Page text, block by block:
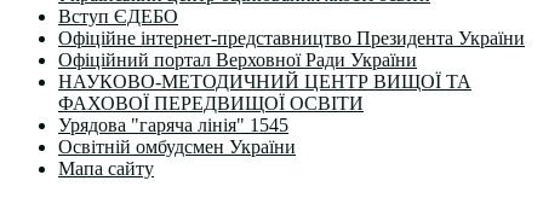
Вступ ЄДЕБО
Офіційне інтернет-представництво Президента України
Офіційний портал Верховної Ради України
НАУКОВО-МЕТОДИЧНИЙ ЦЕНТР ВИЩОЇ ТА
ФАХОВОЇ ПЕРЕДВИЩОЇ ОСВІТИ
Урядова "гаряча лінія" 1545
Освітній омбудсмен України
Мапа сайту